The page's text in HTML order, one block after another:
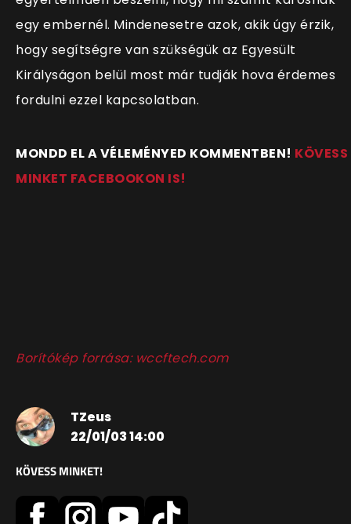
egy embernél. Mindenesetre azok, akik úgy érzik,
hogy segítségre van szükségük az Egyesült
Királyságon belül most már tudják hova érdemes
fordulni ezzel kapcsolatban.
MONDD EL A VÉLEMÉNYED KOMMENTBEN! KÖVESS
MINKET FACEBOOKON IS!
Borítókép forrása: wccftech.com
TZeus
22/01/03 14:00
KÖVESS MINKET!